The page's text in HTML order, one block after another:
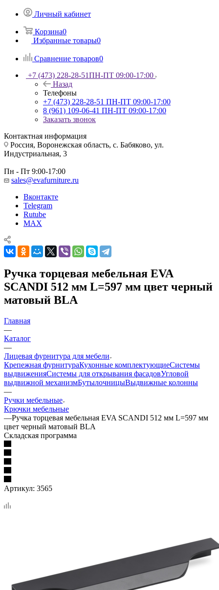
Личный кабинет
Корзина0
Избранные товары0
Сравнение товаров0
+7 (473) 228-28-51ПН-ПТ 09:00-17:00
Назад
Телефоны
+7 (473) 228-28-51 ПН-ПТ 09:00-17:00
8 (961) 109-06-41 ПН-ПТ 09:00-17:00
Заказать звонок
Контактная информация
Россия, Воронежская область, с. Бабяково, ул.
Индустриальная, 3
Пн - Пт 9:00-17:00
sales@evafurniture.ru
Вконтакте
Telegram
Rutube
MAX
Ручка торцевая мебельная EVA
SCANDI 512 мм L=597 мм цвет черный
матовый BLA
Главная
—
Каталог
—
Лицевая фурнитура для мебели
Крепежная фурнитураКухонные комплектующиеСистемы
выдвиженияСистемы для открывания фасадовУгловой
выдвижной механизмБутылочницыВыдвижные колонны
—
Ручки мебельные
Крючки мебельные
—Ручка торцевая мебельная EVA SCANDI 512 мм L=597 мм
цвет черный матовый BLA
Складская программа
Артикул: 3565